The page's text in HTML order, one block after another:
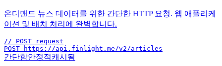
온디맨드 뉴스 데이터를 위한 간단한 HTTP 요청. 웹 애플리케
이션 및 배치 처리에 완벽합니다.
// POST request
POST https://api.finlight.me/v2/articles
간단함안정적캐시됨